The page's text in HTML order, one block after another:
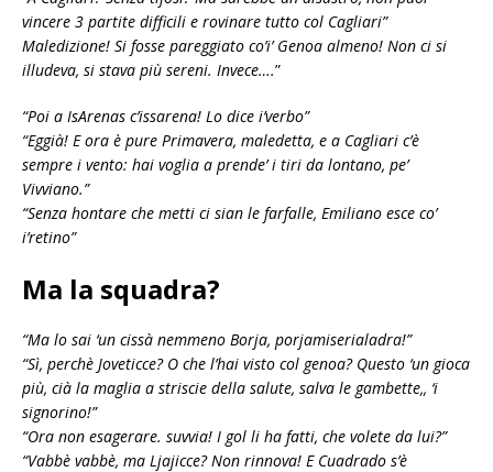
vincere 3 partite difficili e rovinare tutto col Cagliari”
Maledizione! Si fosse pareggiato co’i’ Genoa almeno! Non ci si
illudeva, si stava più sereni. Invece….”
“Poi a IsArenas c’issarena! Lo dice i’verbo”
“Eggià! E ora è pure Primavera, maledetta, e a Cagliari c’è
sempre i vento: hai voglia a prende’ i tiri da lontano, pe’
Vivviano.”
“Senza hontare che metti ci sian le farfalle, Emiliano esce co’
i’retino”
Ma la squadra?
“Ma lo sai ‘un cissà nemmeno Borja, porjamiserialadra!”
“Sì, perchè Joveticce? O che l’hai visto col genoa? Questo ‘un gioca
più, cià la maglia a striscie della salute, salva le gambette,, ‘i
signorino!”
“Ora non esagerare. suvvia! I gol li ha fatti, che volete da lui?”
“Vabbè vabbè, ma Ljajicce? Non rinnova! E Cuadrado s’è